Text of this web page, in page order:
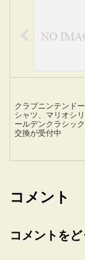
クラブニンテンド
シャツ、マリオシ
ールデンクラシッ
交換が受付中
コメント
コメントを